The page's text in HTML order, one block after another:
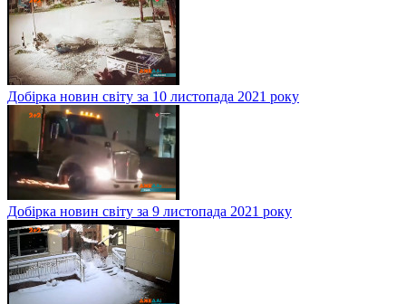
Добірка новин світу за 10 листопада 2021 року
Добірка новин світу за 9 листопада 2021 року